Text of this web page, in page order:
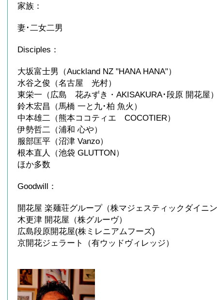
家族：
妻･二女二男
Disciples：
大坂富士男（Auckland NZ "HANA HANA"）
水谷之俊（名古屋 光村）
東栄一（広島 花みずき・AKISAKURA･段原 開花屋
鈴木宏昌（馬橋 一と九･柏 魚火）
中本雄二（熊本ココティエ COCOTIER）
伊勢哲二（浦和 心や）
服部匡平（沼津 Vanzo）
根本直人（池袋 GLUTTON）
ほか多数
Goodwill：
開花屋 楽麺荘グループ（株マジェスティックダイニ
木更津 開花屋（株グルーヴ）
広島段原開花屋(株ミレニアムフーズ)
京開花ジェラート（有ウッドヴィレッジ）